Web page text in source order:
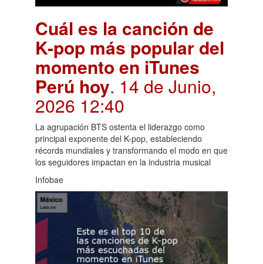
Cuál es la canción de
K-pop más popular del
momento en iTunes
Perú hoy. 14 de Junio,
2026 12:40
La agrupación BTS ostenta el liderazgo como
principal exponente del K-pop, estableciendo
récords mundiales y transformando el modo en que
los seguidores impactan en la industria musical
Infobae